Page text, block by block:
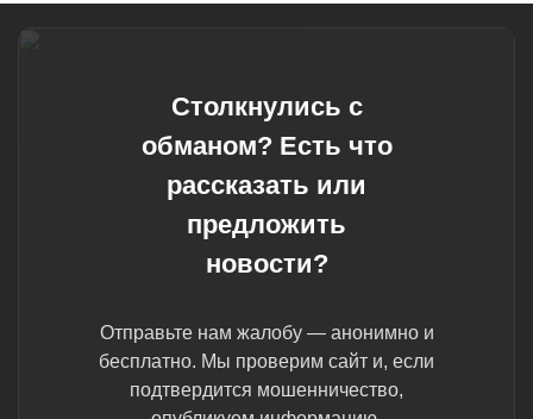
Столкнулись с
обманом? Есть что
рассказать или
предложить
новости?
Отправьте нам жалобу — анонимно и
бесплатно. Мы проверим сайт и, если
подтвердится мошенничество,